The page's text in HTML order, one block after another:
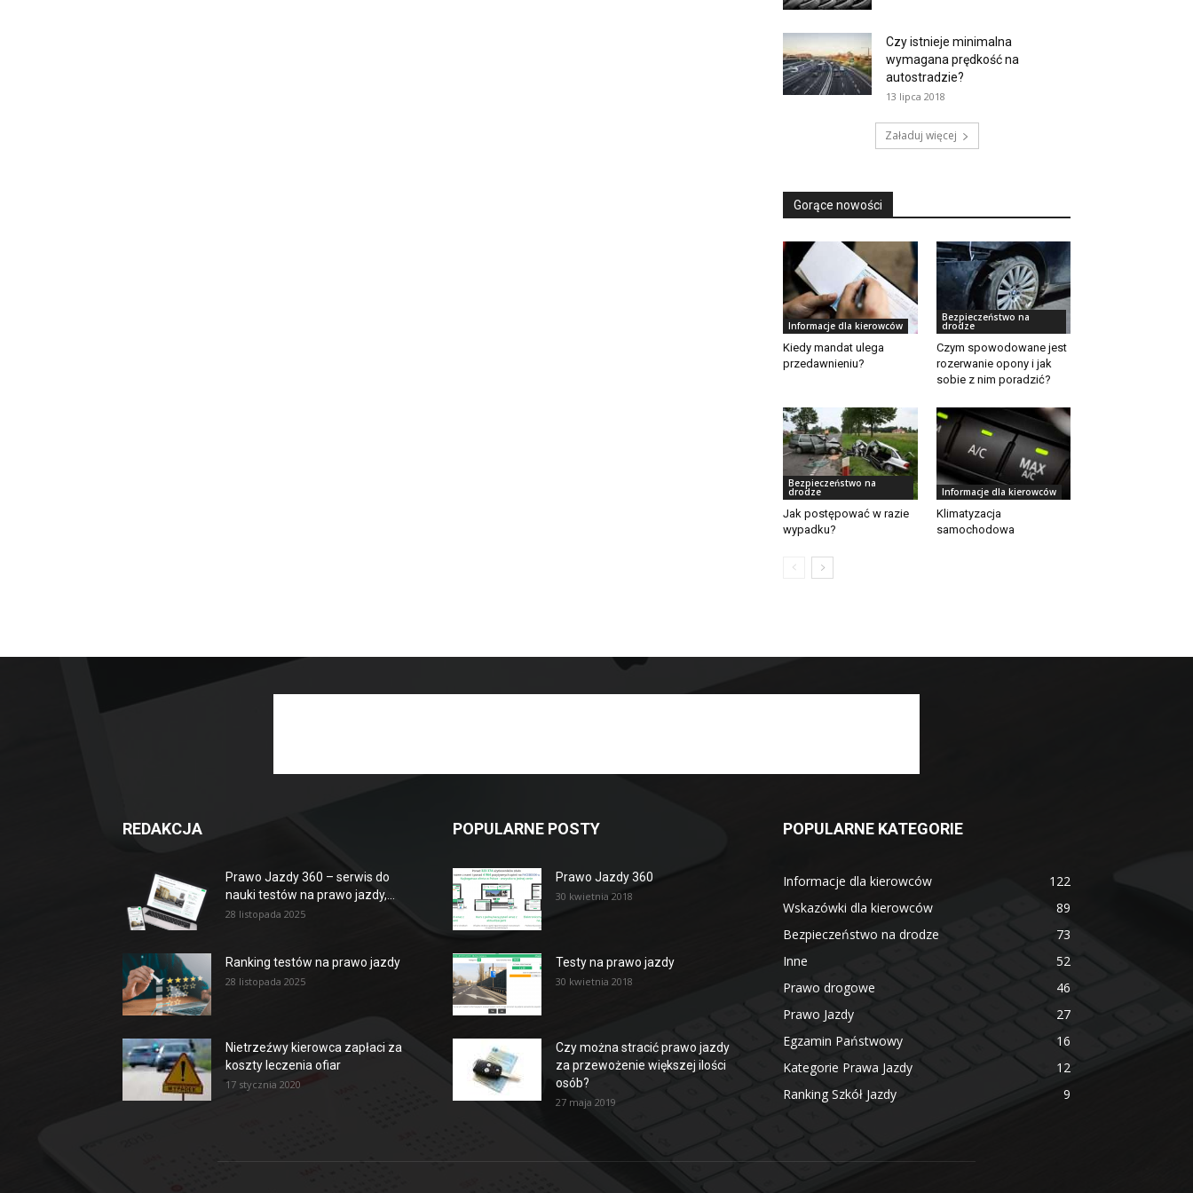
Czy istnieje minimalna
wymagana prędkość na
autostradzie?
13 lipca 2018
Załaduj więcej
Gorące nowości
Informacje dla kierowców
Kiedy mandat ulega
przedawnieniu?
Bezpieczeństwo na
drodze
Czym spowodowane jest
rozerwanie opony i jak
sobie z nim poradzić?
Bezpieczeństwo na
drodze
Jak postępować w razie
wypadku?
Informacje dla kierowców
Klimatyzacja
samochodowa
REDAKCJA
Prawo Jazdy 360 – serwis do
nauki testów na prawo jazdy,...
28 listopada 2025
Ranking testów na prawo jazdy
28 listopada 2025
Nietrzeźwy kierowca zapłaci za
koszty leczenia ofiar
17 stycznia 2020
POPULARNE POSTY
Prawo Jazdy 360
30 kwietnia 2018
Testy na prawo jazdy
30 kwietnia 2018
Czy można stracić prawo jazdy
za przewożenie większej ilości
osób?
27 maja 2019
POPULARNE KATEGORIE
Informacje dla kierowców
122
Wskazówki dla kierowców
89
Bezpieczeństwo na drodze
73
Inne
52
Prawo drogowe
46
Prawo Jazdy
27
Egzamin Państwowy
16
Kategorie Prawa Jazdy
12
Ranking Szkół Jazdy
9